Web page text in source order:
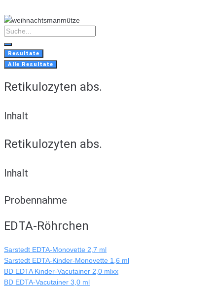
to
content
Search
...
Resultate
Alle Resultate
Retikulozyten abs.
Inhalt
Retikulozyten abs.
Inhalt
Probennahme
EDTA-Röhrchen
Sarstedt EDTA-Monovette 2,7 ml
Sarstedt EDTA-Kinder-Monovette 1,6 ml
BD EDTA Kinder-Vacutainer 2,0 mlxx
BD EDTA-Vacutainer 3,0 ml